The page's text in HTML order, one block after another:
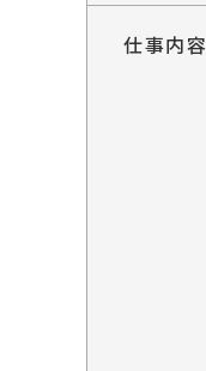
仕事内容